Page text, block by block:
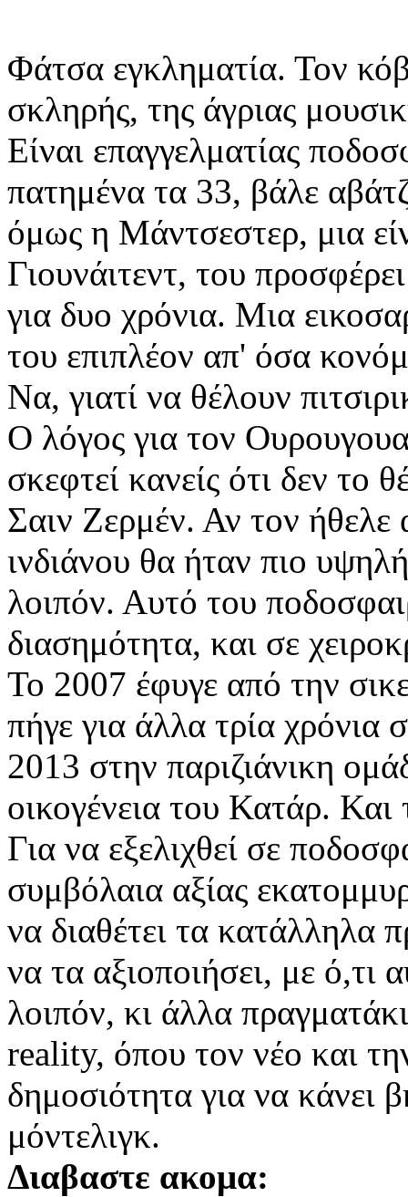
Φάτσα εγκληματία. Τον
σκληρής, της άγριας
Είναι επαγγελματίας
πατημένα τα 33, βάλε
όμως η Μάντσεστερ, μια
Γιουνάιτεντ, του
για δυο χρόνια. Μια
του επιπλέον απ' όσα
Να, γιατί να θέλουν
Ο λόγος για τον
σκεφτεί κανείς ότι δεν το
Σαιν Ζερμέν. Αν τον
ινδιάνου θα ήταν πιο
λοιπόν. Αυτό του
διασημότητα, και σε
Το 2007 έφυγε από την
πήγε για άλλα τρία χρόνια
2013 στην παριζιάνικη
οικογένεια του Κατάρ. Και
Για να εξελιχθεί σε
συμβόλαια αξίας
να διαθέτει τα κατάλληλα
να τα αξιοποιήσει, με ό,τι
λοιπόν, κι άλλα
reality, όπου τον νέο και
δημοσιότητα για να κάνει
μόντελιγκ.
Διαβαστε ακομα: